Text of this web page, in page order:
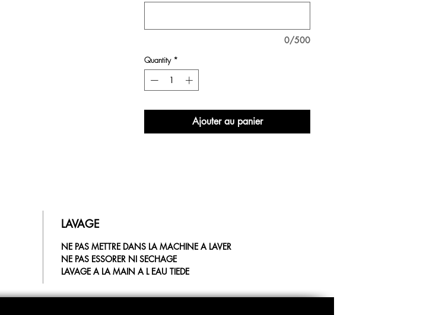
0/500
Quantity *
Ajouter au panier
LAVAGE
NE PAS METTRE DANS LA MACHINE A LAVER
NE PAS ESSORER NI SECHAGE
LAVAGE A LA MAIN A L EAU TIEDE